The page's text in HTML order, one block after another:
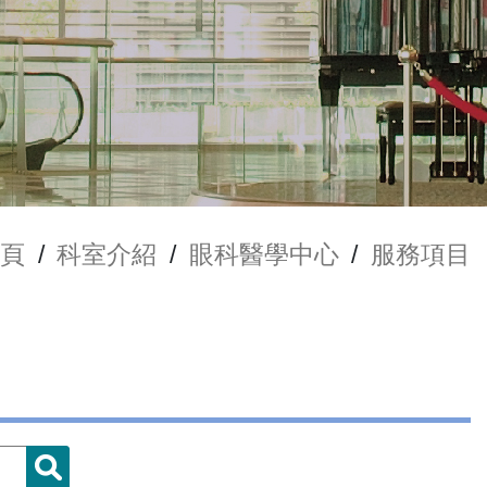
/ 科室介紹 / 眼科醫學中心 / 服務項目